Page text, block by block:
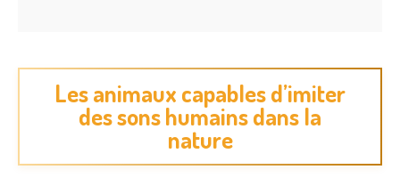
Les animaux capables d’imiter
des sons humains dans la
nature